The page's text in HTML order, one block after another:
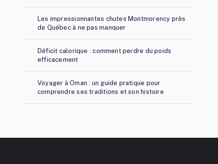
Les impressionnantes chutes Montmorency près
de Québec à ne pas manquer
Déficit calorique : comment perdre du poids
efficacement
Voyager à Oman : un guide pratique pour
comprendre ses traditions et son histoire